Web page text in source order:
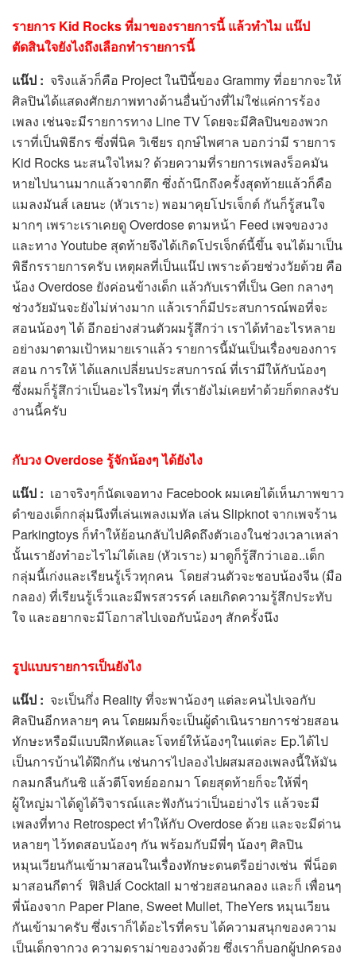
รายการ Kid Rocks ที่มาของรายการนี้ แล้วทำไม แน๊ป
ตัดสินใจยังไงถึงเลือกทำรายการนี้
แน๊ป : จริงแล้วก็คือ Project ในปีนี้ของ Grammy ที่อยากจะให้
ศิลปินได้แสดงศักยภาพทางด้านอื่นบ้างที่ไม่ใช่แค่การร้อง
เพลง เช่นจะมีรายการทาง Line TV โดยจะมีศิลปินของพวก
เราที่เป็นพิธีกร ซึ่งพี่นิค วิเชียร ฤกษ์ไพศาล บอกว่ามี รายการ
Kid Rocks นะสนใจไหม? ด้วยความที่รายการเพลงร็อคมัน
หายไปนานมากแล้วจากตึก ซึ่งถ้านึกถึงครั้งสุดท้ายแล้วก็คือ
แมลงมันส์ เลยนะ (หัวเราะ) พอมาคุยโปรเจ็กต์ กันก็รู้สนใจ
มากๆ เพราะเราเคยดู Overdose ตามหน้า Feed เพจของวง
และทาง Youtube สุดท้ายจึงได้เกิดโปรเจ็กต์นี้ขึ้น จนได้มาเป็น
พิธีกรรายการครับ เหตุผลที่เป็นแน๊ป เพราะด้วยช่วงวัยด้วย คือ
น้อง Overdose ยังค่อนข้างเด็ก แล้วกับเราที่เป็น Gen กลางๆ
ช่วงวัยมันจะยังไม่ห่างมาก แล้วเราก็มีประสบการณ์พอที่จะ
สอนน้องๆ ได้ อีกอย่างส่วนตัวผมรู้สึกว่า เราได้ทำอะไรหลาย
อย่างมาตามเป้าหมายเราแล้ว รายการนี้มันเป็นเรื่องของการ
สอน การให้ ได้แลกเปลี่ยนประสบการณ์ ที่เรามีให้กับน้องๆ
ซึ่งผมก็รู้สึกว่าเป็นอะไรใหม่ๆ ที่เรายังไม่เคยทำด้วยก็ตกลงรับ
งานนี้ครับ
กับวงOverdose รู้จักน้องๆ ได้ยังไง
แน๊ป : เอาจริงๆก็นัดเจอทาง Facebook ผมเคยได้เห็นภาพขาว
ดำของเด็กกลุ่มนึงที่เล่นเพลงเมทัล เล่น Slipknot จากเพจร้าน
Parkingtoys ก็ทำให้ย้อนกลับไปคิดถึงตัวเองในช่วงเวลาเหล่า
นั้นเรายังทำอะไรไม่ได้เลย (หัวเราะ) มาดูก็รู้สึกว่าเออ..เด็ก
กลุ่มนี้เก่งและเรียนรู้เร็วทุกคน โดยส่วนตัวจะชอบน้องจีน (มือ
กลอง) ที่เรียนรู้เร็วและมีพรสวรรค์ เลยเกิดความรู้สึกประทับ
ใจ และอยากจะมีโอกาสไปเจอกับน้องๆ สักครั้งนึง
รูปแบบรายการเป็นยังไง
แน๊ป : จะเป็นกึ่ง Reality ที่จะพาน้องๆ แต่ละคนไปเจอกับ
ศิลปินอีกหลายๆ คน โดยผมก็จะเป็นผู้ดำเนินรายการช่วยสอน
ทักษะหรือมีแบบฝึกหัดและโจทย์ให้น้องๆในแต่ละ Ep.ได้ไป
เป็นการบ้านได้ฝึกกัน เช่นการไปลองไปผสมสองเพลงนี้ให้มัน
กลมกลืนกันซิ แล้วตีโจทย์ออกมา โดยสุดท้ายก็จะให้พี่ๆ
ผู้ใหญ่มาได้ดูได้วิจารณ์และฟังกันว่าเป็นอย่างไร แล้วจะมี
เพลงที่ทาง Retrospect ทำให้กับ Overdose ด้วย และจะมีด่าน
หลายๆ ไว้ทดสอบน้องๆ กัน พร้อมกับมีพี่ๆ น้องๆ ศิลปิน
หมุนเวียนกันเข้ามาสอนในเรื่องทักษะดนตรีอย่างเช่น พี่น็อต
มาสอนกีตาร์ ฟิลิปส์ Cocktail มาช่วยสอนกลอง และก็ เพื่อนๆ
พี่น้องจาก Paper Plane, Sweet Mullet, TheYers หมุนเวียน
กันเข้ามาครับ ซึ่งเราก็ได้อะไรที่ครบ ได้ความสนุกของความ
เป็นเด็กจากวง ความดราม่าของวงด้วย ซึ่งเราก็บอกผู้ปกครอง